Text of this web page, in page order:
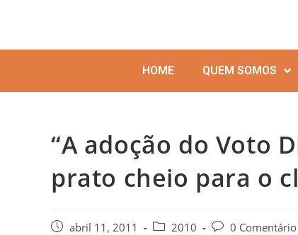
HOME QUEM SOMOS
“A adoção do Voto
prato cheio para o
abril 11, 2011 2010 0 Comentário